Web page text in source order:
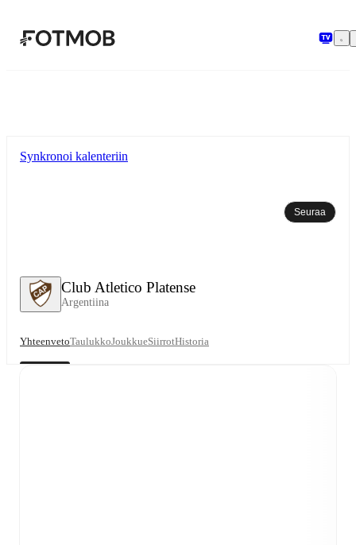
Club Atletico Platense
Argentiina
Synkronoi kalenteriin
Seuraa
YhteenvetoTaulukkoJoukkueSiirrotHistoria